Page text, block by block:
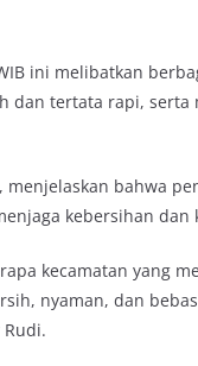
ini melibatkan
dan tertata rapi,
bahwa
kebersihan dan
kecamatan yang
nyaman, dan